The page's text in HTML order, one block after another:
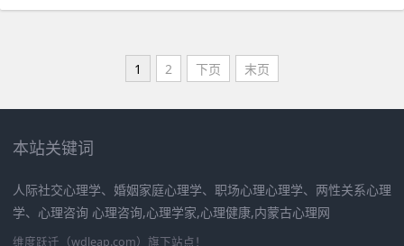
1 2 下页 末页
本站关键词
人际社交心理学、婚姻家庭心理学、职场心理心理学、两性关系心理
学、心理咨询 心理咨询,心理学家,心理健康,内蒙古心理网
维度跃迁（wdleap.com）旗下站点！